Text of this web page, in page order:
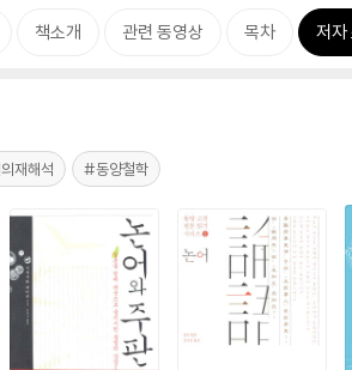
책소개 관련 동영상 목차 저자
재해석 #동양철학